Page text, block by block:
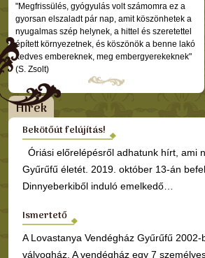
"Megfrissülés, gyógyulás volt számomra ez a
gyorsan elszaladt pár nap, amit köszönhetek a
nyugalmas szép helynek, a hittel és szeretettel
épített környezetnek, és köszönök a benne lakó
kedves embereknek, meg embergyerekeknek"
(S. Zsolt)
Hírek
Bekötőút felújítás!
Óriási előrelépésről adhatunk hírt, ami
Gyűrűfű életét. 2019. október 13-án
Dinnyeberkiből induló emelkedő…
Ismertető
A Lovastanya Vendégház Gyűrűfű
vályogház. A vendégház egy 7